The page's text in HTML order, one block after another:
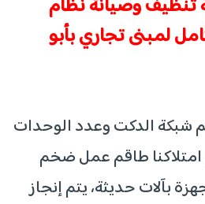
وصيانة نظام
لمبنى تجاري بأبو
شبكة الدكت وعدد الوحدات
امتلاكنا طاقم عمل ضخم
بآلات حديثة، يتم إنجاز